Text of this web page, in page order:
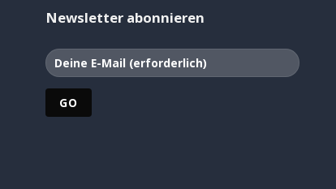
Newsletter abonnieren